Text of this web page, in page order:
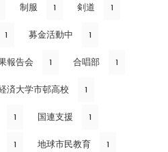
制服 1 剣道 1
1 募金活動中 1
報告会 1 合唱部 1
済大学市邨高校 1
1 国連支援 1
1 地球市民教育 1